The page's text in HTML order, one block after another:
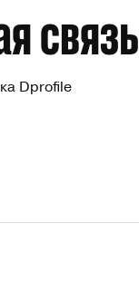
связь
Dprofile